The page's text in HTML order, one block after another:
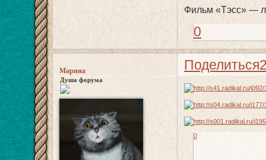
Фильм «Тэсс» —
0
Поделиться
Марина
Душа форума
0